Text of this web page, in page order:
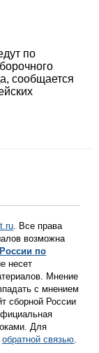
по
сообщается
. Все права
возможна
по
несет
Мнение
с мнением
сборной России
Для
обратной связью.